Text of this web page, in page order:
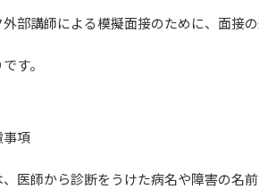
部講師による模擬面接のために、面接の
す。
項
医師から診断をうけた病名や障害の名前